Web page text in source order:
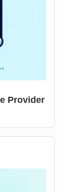
Provider